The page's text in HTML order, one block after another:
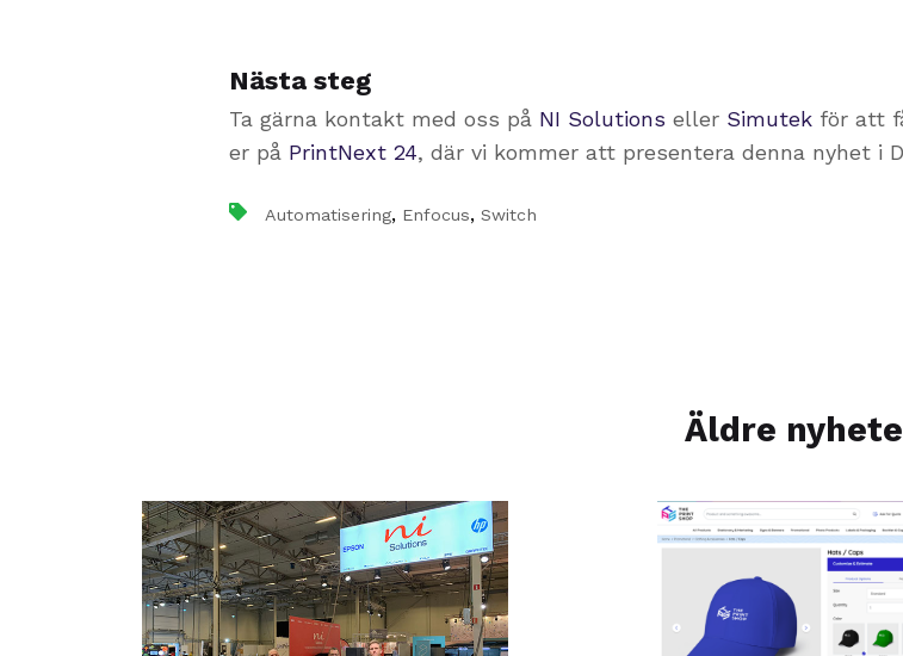
Nästa steg
Ta gärna kontakt med oss på NI Solutions eller Simutek för att
er på PrintNext 24, där vi kommer att presentera denna nyhet i
Automatisering, Enfocus, Switch
Äldre